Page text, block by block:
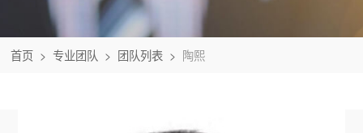
首页 > 专业团队 > 团队列表 > 陶熙